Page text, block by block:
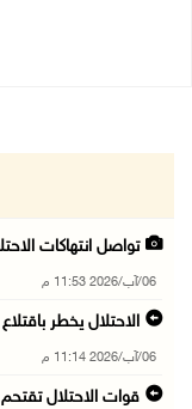
تواصل انتهاكات
06/آب/2026 11:53 م
الاحتلال يخطر باقتلاع أشجار من
06/آب/2026 11:14 م
قوات الاحتلال